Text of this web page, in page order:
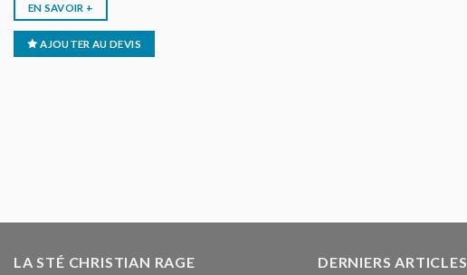
EN SAVOIR +
AJOUTER AU DEVIS
LA STÉ CHRISTIAN RAGE DERNIERS ARTICLES